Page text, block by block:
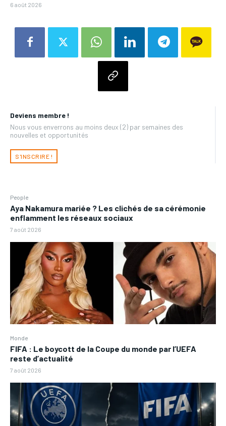
Deviens membre !
Nous vous enverrons au moins deux (2) par semaines des
nouvelles et opportunités
S'INSCRIRE !
People
Aya Nakamura mariée ? Les clichés de sa cérémonie
enflamment les réseaux sociaux
7 août 2026
Monde
FIFA : Le boycott de la Coupe du monde par l’UEFA
reste d’actualité
7 août 2026
6 août 2026